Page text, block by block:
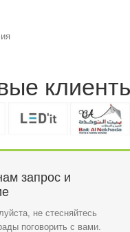
запрос и
не стесняйтесь
поговорить с вами.